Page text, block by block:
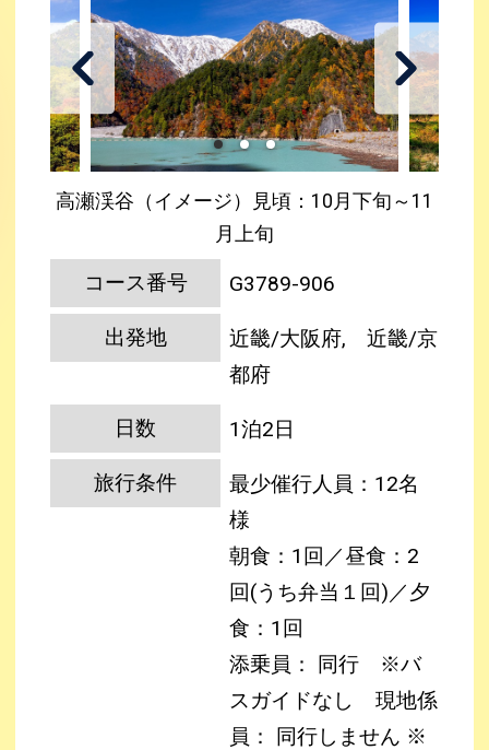
高瀬渓谷（イメージ）見頃：10月下旬～11
月上旬
コース番号 G3789-906
出発地
近畿/大阪府, 近畿/京
都府
日数 1泊2日
旅行条件
最少催行人員：12名
様
朝食：1回／昼食：2
回(うち弁当１回)／夕
食：1回
添乗員： 同行 ※バ
スガイドなし
現地係
員： 同行しません ※